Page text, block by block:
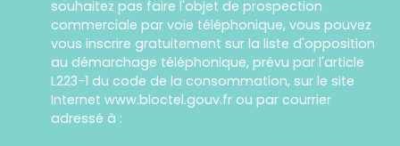
souhaitez pas faire l'objet de prospection
commerciale par voie téléphonique, vous pouvez
vous inscrire gratuitement sur la liste d'opposition
au démarchage téléphonique, prévu par l'article
L223-1 du code de la consommation, sur le site
Internet www.bloctel.gouv.fr ou par courrier
adressé à :